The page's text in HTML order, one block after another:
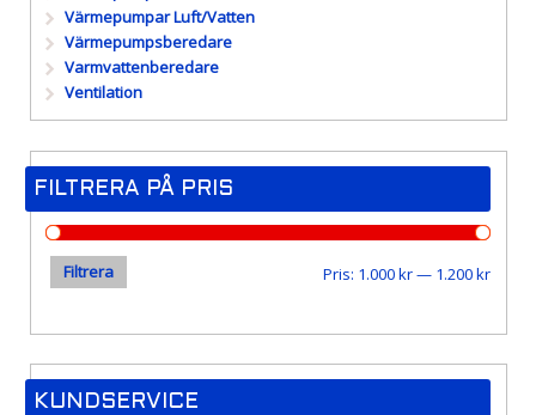
Värmepumpar Luft/Vatten
Värmepumpsberedare
Varmvattenberedare
Ventilation
FILTRERA PÅ PRIS
Min
Max
Filtrera Pris: 1.000 kr— 1.200 kr
KUNDSERVICE